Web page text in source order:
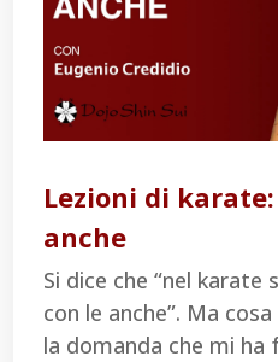
Lezioni di karate:
anche
Si dice che “nel karate
con le anche”. Ma
la domanda che mi